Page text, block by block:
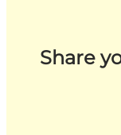
Share